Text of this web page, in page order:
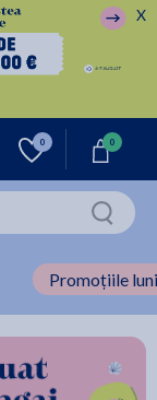
X
0 0
Promoțiile